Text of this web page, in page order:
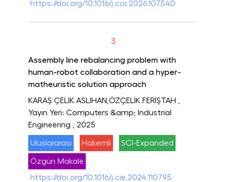
https://doi.org/10.1016/j.cor.2026.107540
3
Assembly line rebalancing problem with
human-robot collaboration and a hyper-
matheuristic solution approach
KARAŞ ÇELİK ASLIHAN,ÖZÇELİK FERİŞTAH
Yayın Yeri: Computers &amp; Industrial
Engineering
, 2025
Uluslararası Hakemli SCI-Expanded
Özgün Makale
https://doi.org/10.1016/j.cie.2024.110795